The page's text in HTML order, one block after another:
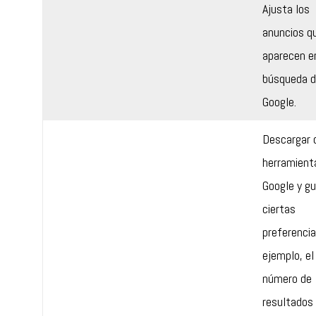
Ajusta los
anuncios
aparecen
búsqueda
Google.
Descargar
Google y
ciertas
ejemplo, el
número de
resultados